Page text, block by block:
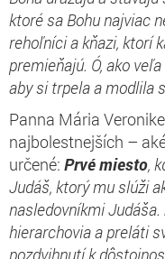
ktoré sa Bohu najviac
rehoľníci a kňazi, ktorí
premieňajú. Ó, ako
aby si trpela a modlila
Panna Mária
najbolestnejších –
určené: Prvé miesto,
Judáš, ktorý mu slúži
nasledovníkmi Judáša.
hierarchovia a preláti
pozdvihnutí k